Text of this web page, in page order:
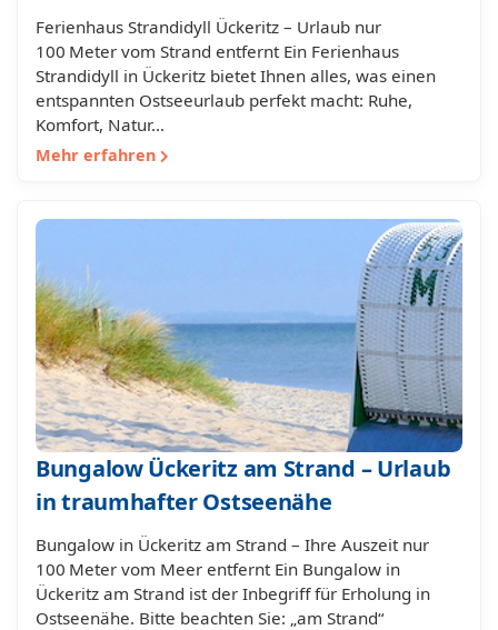
Ferienhaus Strandidyll Ückeritz – Urlaub nur
100 Meter vom Strand entfernt Ein Ferienhaus
Strandidyll in Ückeritz bietet Ihnen alles, was einen
entspannten Ostseeurlaub perfekt macht: Ruhe,
Komfort, Natur…
Mehr erfahren
Bungalow Ückeritz am Strand – Urlaub
in traumhafter Ostseenähe
Bungalow in Ückeritz am Strand – Ihre Auszeit nur
100 Meter vom Meer entfernt Ein Bungalow in
Ückeritz am Strand ist der Inbegriff für Erholung in
Ostseenähe. Bitte beachten Sie: „am Strand“